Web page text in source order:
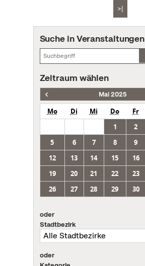
>|
Suche in Veranstaltungen
Zeitraum wählen
Mai 2025
Mo Di Mi Do Fr
1
2
5
6 7 8 9
12
13 14 15 16
19
20 21 22 23
26
27 28 29 30
oder
Stadtbezirk
oder